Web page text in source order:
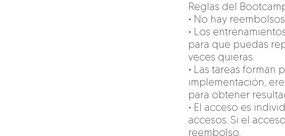
Reglas del
• No hay
• Los
para que puedas
veces quieras.
• Las tareas
implementación,
para obtener
• El acceso es
accesos. Si el